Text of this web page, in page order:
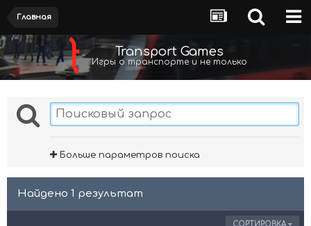
Главная
Transport Games
Игры о транспорте и не только
Больше параметров поиска
Найдено 1 результат
СОРТИРОВКА